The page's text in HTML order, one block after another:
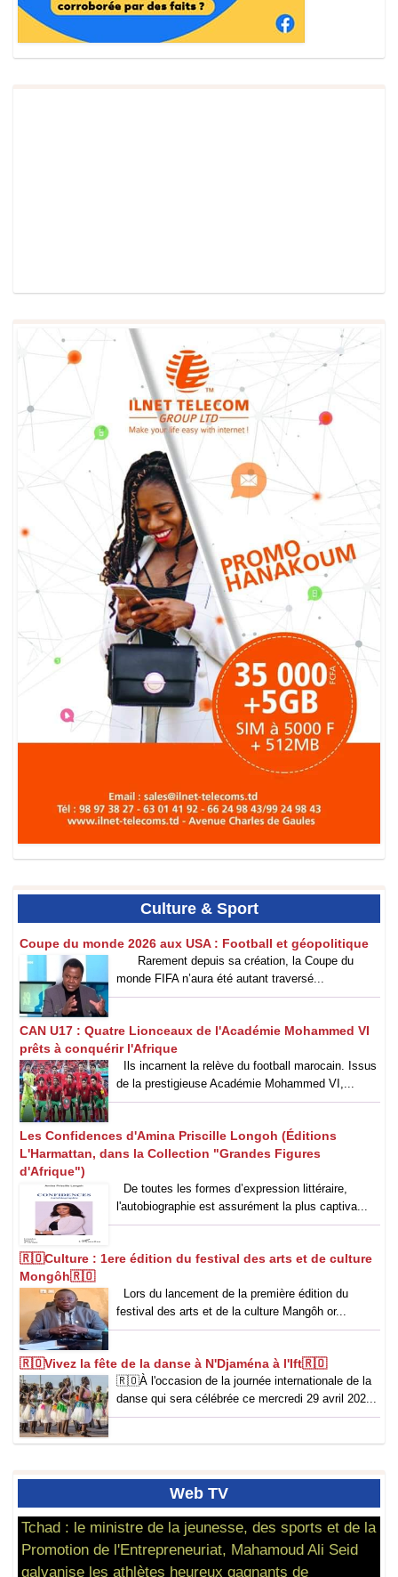
Culture& Sport
Coupe du monde 2026 aux USA : Football et géopolitique
‎Rarement depuis sa création, la Coupe du
monde FIFA n’aura été autant traversé...
CAN U17 : Quatre Lionceaux de l'Académie Mohammed VI
prêts à conquérir l'Afrique
Ils incarnent la relève du football marocain. Issus
de la prestigieuse Académie Mohammed VI,...
Les Confidences d'Amina Priscille Longoh (Éditions
L'Harmattan, dans la Collection "Grandes Figures
d'Afrique")
De toutes les formes d’expression littéraire,
l'autobiographie est assurément la plus captiva...
🇷🇴Culture : 1ere édition du festival des arts et de culture
Mongôh🇷🇴
Lors du lancement de la première édition du
festival des arts et de la culture Mangôh or...
🇷🇴Vivez la fête de la danse à N'Djaména à l'Ift🇷🇴
🇷🇴‎À l'occasion de la journée internationale de la
danse qui sera célébrée ce mercredi 29 avril 202...
Web TV
Tchad : le ministre de la jeunesse, des sports et de la
Promotion de l'Entrepreneuriat, Mahamoud Ali Seid
galvanise les athlètes heureux gagnants de